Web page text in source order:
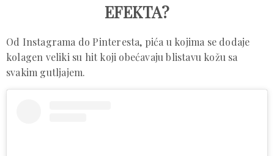
EFEKTA?
Od Instagrama do Pinteresta, pića u kojima se dodaje
kolagen veliki su hit koji obećavaju blistavu kožu sa
svakim gutljajem.